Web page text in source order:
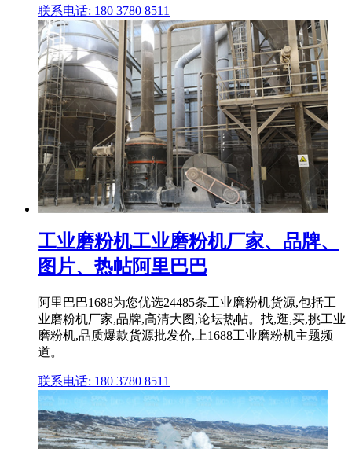
联系电话: 180 3780 8511
工业磨粉机工业磨粉机厂家、品牌、
图片、热帖阿里巴巴
阿里巴巴1688为您优选24485条工业磨粉机货源,包括工
业磨粉机厂家,品牌,高清大图,论坛热帖。找,逛,买,挑工业
磨粉机,品质爆款货源批发价,上1688工业磨粉机主题频
道。
联系电话: 180 3780 8511